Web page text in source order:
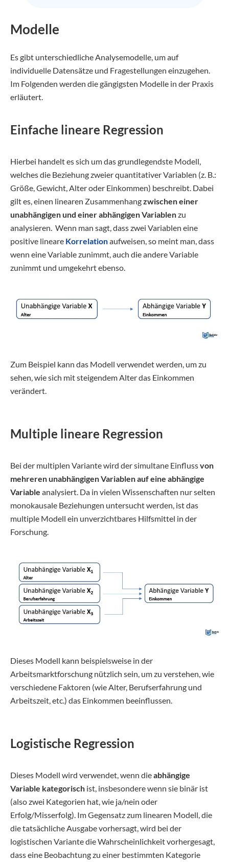
Modelle
Es gibt unterschiedliche Analysemodelle, um auf
individuelle Datensätze und Fragestellungen einzugehen.
Im Folgenden werden die gängigsten Modelle in der Praxis
erläutert.
Einfache lineare Regression
Hierbei handelt es sich um das grundlegendste Modell,
welches die Beziehung zweier quantitativer Variablen (z. B.:
Größe, Gewicht, Alter oder Einkommen) beschreibt. Dabei
gilt es, einen linearen Zusammenhangzwischen einer
unabhängigen und einer abhängigen Variablenzu
analysieren. Wenn man sagt, dass zwei Variablen eine
positive lineare Korrelationaufweisen, so meint man, dass
wenn eine Variable zunimmt, auch die andere Variable
zunimmt und umgekehrt ebenso.
Zum Beispiel kann das Modell verwendet werden, um zu
sehen, wie sich mit steigendem Alter das Einkommen
verändert.
Multiple lineare Regression
Bei der multiplen Variante wird der simultane Einflussvon
mehreren unabhängigen Variablen auf eine abhängige
Variable analysiert. Da in vielen Wissenschaften nur selten
monokausale Beziehungen untersucht werden, ist das
multiple Modell ein unverzichtbares Hilfsmittel in der
Forschung.
Dieses Modell kann beispielsweise in der
Arbeitsmarktforschung nützlich sein, um zu verstehen, wie
verschiedene Faktoren (wie Alter, Berufserfahrung und
Arbeitszeit, etc.) das Einkommen beeinflussen.
Logistische Regression
Dieses Modell wird verwendet, wenn dieabhängige
Variable kategorisch ist, insbesondere wenn sie binär ist
(also zwei Kategorien hat, wie ja/nein oder
Erfolg/Misserfolg). Im Gegensatz zum linearen Modell, die
die tatsächliche Ausgabe vorhersagt, wird bei der
logistischen Variante die Wahrscheinlichkeit vorhergesagt,
dass eine Beobachtung zu einer bestimmten Kategorie